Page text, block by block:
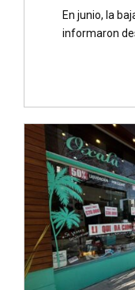
En junio, la
informaron